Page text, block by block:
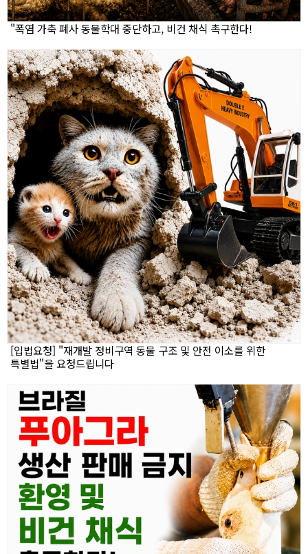
"폭염 가축 폐사 동물학대 중단하고, 비건 채식 촉구한다!
[입법요청] "재개발 정비구역 동물 구조 및 안전 이소를 위한
특별법"을 요청드립니다